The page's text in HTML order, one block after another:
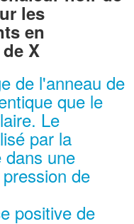
les
en
X
de l'anneau de
que le
Le
par la
dans une
de
positive de